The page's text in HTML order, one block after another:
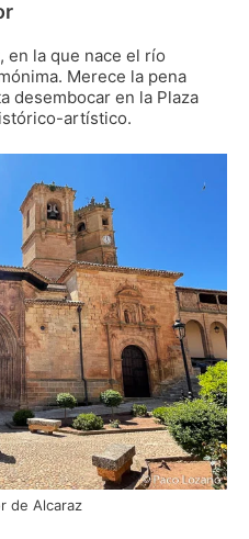
en la que nace el río
Merece la pena
desembocar en la Plaza
artístico.
de Alcaraz